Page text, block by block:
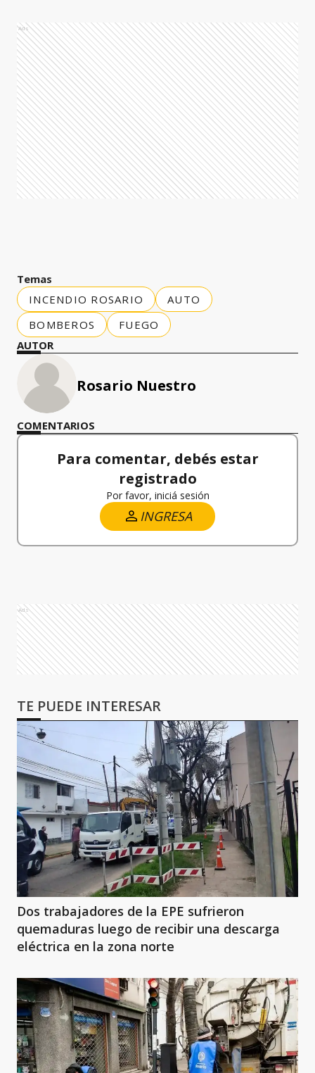
Ads
Temas
INCENDIO ROSARIO
AUTO
BOMBEROS
FUEGO
AUTOR
Rosario Nuestro
COMENTARIOS
Para comentar, debés estar
registrado
Por favor, iniciá sesión
INGRESA
Ads
TE PUEDE INTERESAR
Dos trabajadores de la EPE sufrieron
quemaduras luego de recibir una descarga
eléctrica en la zona norte